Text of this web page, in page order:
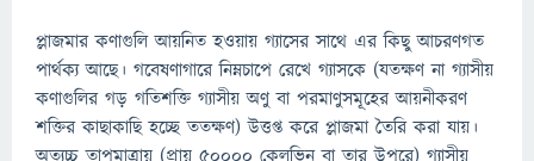
প্লাজমার কণাগুলি আয়নিত হওয়ায় গ্যাসের সাথে এর কিছু আচরণগত
পার্থক্য আছে। গবেষণাগারে নিম্নচাপে রেখে গ্যাসকে (যতক্ষণ না গ্যাসীয়
কণাগুলির গড় গতিশক্তি গ্যাসীয় অণু বা পরমাণুসমূহের আয়নীকরণ
শক্তির কাছাকাছি হচ্ছে ততক্ষণ) উত্তপ্ত করে প্লাজমা তৈরি করা যায়।